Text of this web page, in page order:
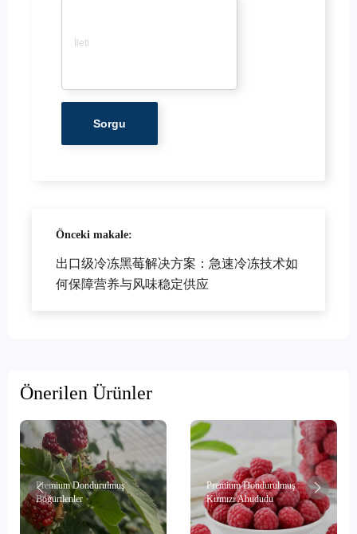
Önceki makale:
出口级冷冻黑莓解决方案：急速冷冻技术如
何保障营养与风味稳定供应
Önerilen Ürünler
Premium Dondurulmuş
Böğürtlenler
Premium Dondurulmuş
Kırmızı Ahududu